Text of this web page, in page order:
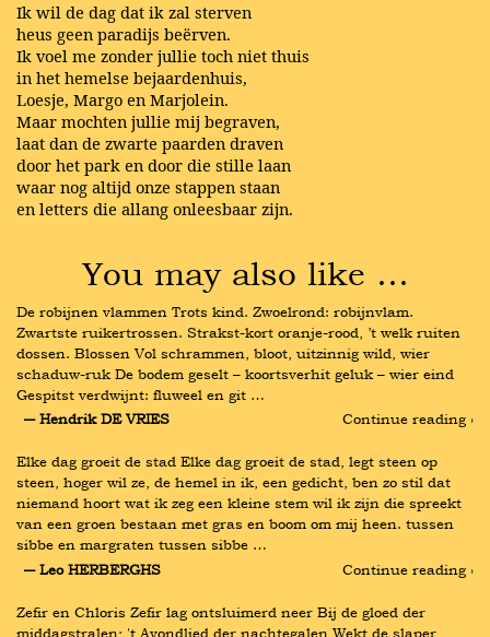
Ik wil de dag dat ik zal sterven
heus geen paradijs beërven.
Ik voel me zonder jullie toch niet thuis
in het hemelse bejaardenhuis,
Loesje, Margo en Marjolein.
Maar mochten jullie mij begraven,
laat dan de zwarte paarden draven
door het park en door die stille laan
waar nog altijd onze stappen staan
en letters die allang onleesbaar zijn.
You may also like …
De robijnen vlammen Trots kind. Zwoelrond: robijnvlam.
Zwartste ruikertrossen. Strakst-kort oranje-rood, ’t welk ruiten
dossen. Blossen Vol schrammen, bloot, uitzinnig wild, wier
schaduw-ruk De bodem geselt – koortsverhit geluk – wier eind
Gespitst verdwijnt: fluweel en git …
― Hendrik DE VRIES
Continue reading ›
Elke dag groeit de stad Elke dag groeit de stad, legt steen op
steen, hoger wil ze, de hemel in ik, een gedicht, ben zo stil dat
niemand hoort wat ik zeg een kleine stem wil ik zijn die spreekt
van een groen bestaan met gras en boom om mij heen. tussen
sibbe en margraten tussen sibbe …
― Leo HERBERGHS
Continue reading ›
Zefir en Chloris Zefir lag ontsluimerd neer Bij de gloed der
middagstralen; 't Avondlied der nachtegalen Wekt de slaper